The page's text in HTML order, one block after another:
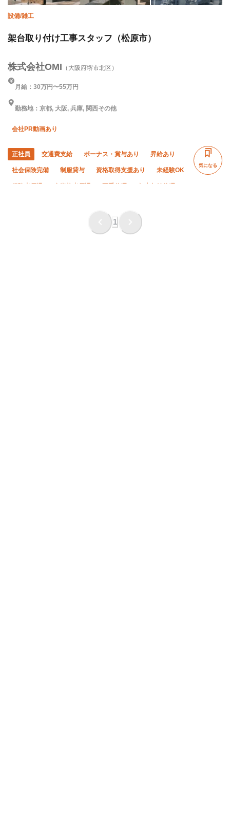
設備/雑工
架台取り付け工事スタッフ（松原市）
株式会社OMI （大阪府堺市北区）
月給：30万円〜55万円
勤務地：京都, 大阪, 兵庫, 関西その他
会社PR動画あり
正社員 交通費支給 ボーナス・賞与あり 昇給あり
社会保険完備 制服貸与 資格取得支援あり 未経験OK
経験者優遇 有資格者優遇 夏季休暇 年末年始休暇
気になる
1